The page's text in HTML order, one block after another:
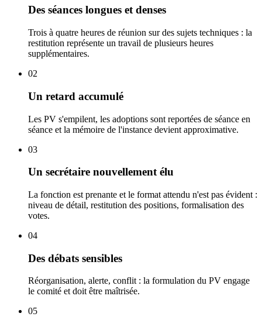
Des séances longues et denses
Trois à quatre heures de réunion sur des sujets techniques : la
restitution représente un travail de plusieurs heures
supplémentaires.
02
Un retard accumulé
Les PV s'empilent, les adoptions sont reportées de séance en
séance et la mémoire de l'instance devient approximative.
03
Un secrétaire nouvellement élu
La fonction est prenante et le format attendu n'est pas évident :
niveau de détail, restitution des positions, formalisation des
votes.
04
Des débats sensibles
Réorganisation, alerte, conflit : la formulation du PV engage
le comité et doit être maîtrisée.
05